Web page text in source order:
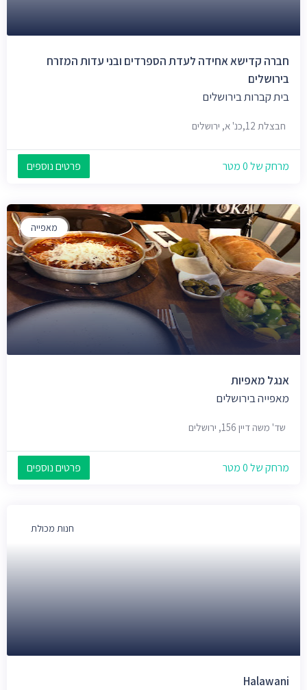
חברה קדישא אחידה לעדת הספרדים ובני עדות המזרח
בירושלים
בית קברות בירושלים
חבצלת 12,כנ' א, ירושלים
מרחק של 0 מטר פרטים נוספים
מאפייה
אנגל מאפיות
מאפייה בירושלים
שד' משה דיין 156, ירושלים
מרחק של 0 מטר פרטים נוספים
חנות מכולת
Halawani